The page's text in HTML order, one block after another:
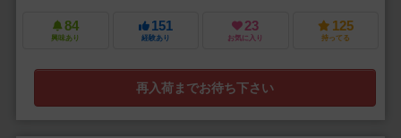
84
興味あり
151
経験あり
23
お気に入り
125
持ってる
再入荷までお待ち下さい